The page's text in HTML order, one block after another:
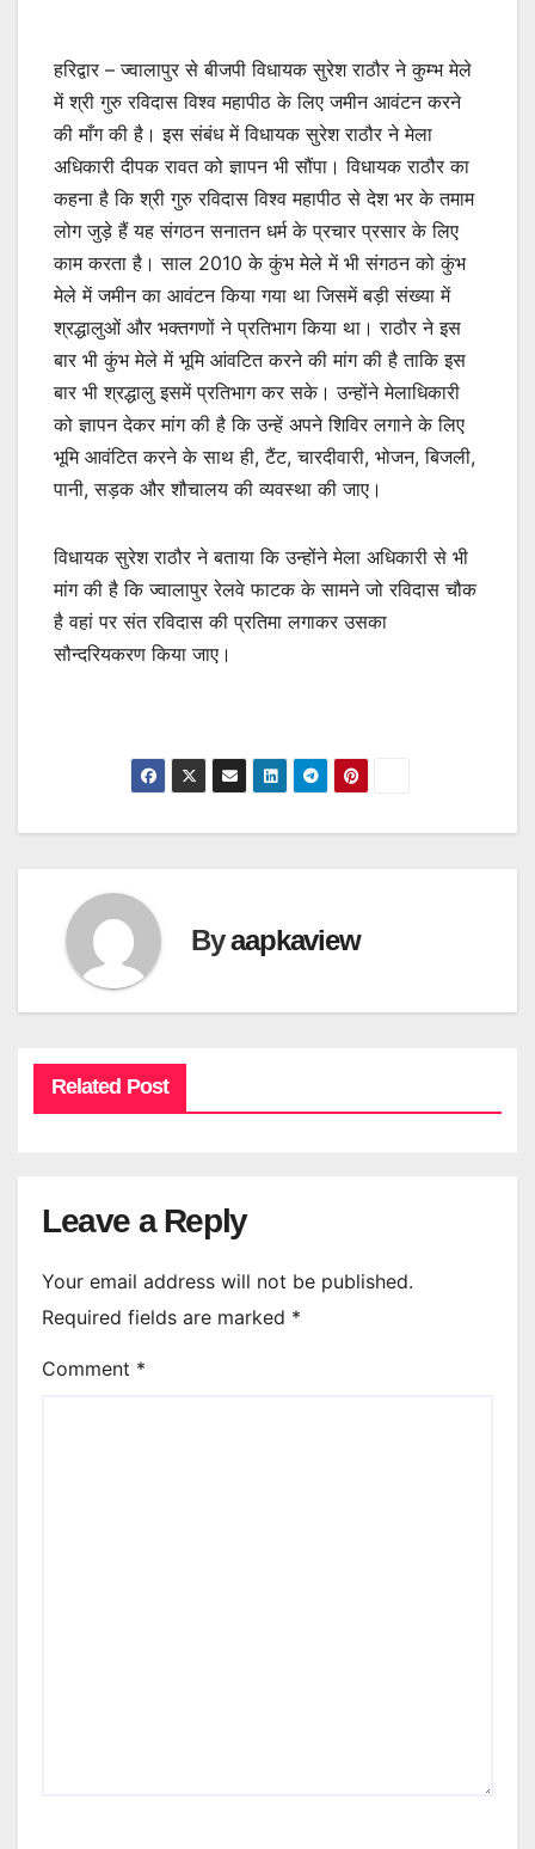
हरिद्वार – ज्वालापुर से बीजपी विधायक सुरेश राठौर ने कुम्भ मेले
में श्री गुरु रविदास विश्व महापीठ के लिए जमीन आवंटन करने
की माँग की है। इस संबंध में विधायक सुरेश राठौर ने मेला
अधिकारी दीपक रावत को ज्ञापन भी सौंपा। विधायक राठौर का
कहना है कि श्री गुरु रविदास विश्व महापीठ से देश भर के तमाम
लोग जुड़े हैं यह संगठन सनातन धर्म के प्रचार प्रसार के लिए
काम करता है। साल 2010 के कुंभ मेले में भी संगठन को कुंभ
मेले में जमीन का आवंटन किया गया था जिसमें बड़ी संख्या में
श्रद्धालुओं और भक्तगणों ने प्रतिभाग किया था। राठौर ने इस
बार भी कुंभ मेले में भूमि आंवटित करने की मांग की है ताकि इस
बार भी श्रद्धालु इसमें प्रतिभाग कर सके। उन्होंने मेलाधिकारी
को ज्ञापन देकर मांग की है कि उन्हें अपने शिविर लगाने के लिए
भूमि आवंटित करने के साथ ही, टैंट, चारदीवारी, भोजन, बिजली,
पानी, सड़क और शौचालय की व्यवस्था की जाए।
विधायक सुरेश राठौर ने बताया कि उन्होंने मेला अधिकारी से भी
मांग की है कि ज्वालापुर रेलवे फाटक के सामने जो रविदास चौक
है वहां पर संत रविदास की प्रतिमा लगाकर उसका
सौन्दरियकरण किया जाए।
Byaapkaview
Related Post
Leave a Reply
Your email address will not be published.
Required fields are marked *
Comment *